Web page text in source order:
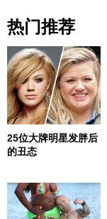
热门推荐
25位大牌明星发胖后
的丑态